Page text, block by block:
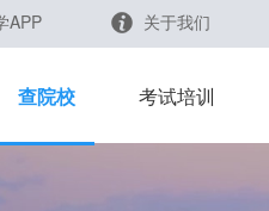
APP 关于我们
查院校 考试培训